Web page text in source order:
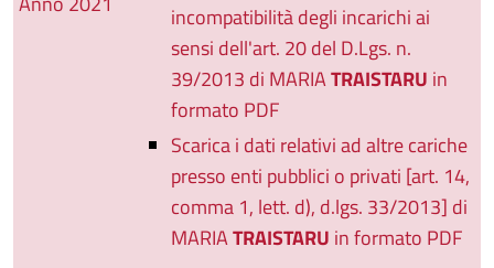
incompatibilità degli incarichi ai
sensi dell'art. 20 del D.Lgs. n.
39/2013 di MARIATRAISTARU in
formato PDF
Scarica i dati relativi ad altre cariche
presso enti pubblici o privati [art. 14,
comma 1, lett. d), d.lgs. 33/2013] di
MARIATRAISTARU in formato PDF